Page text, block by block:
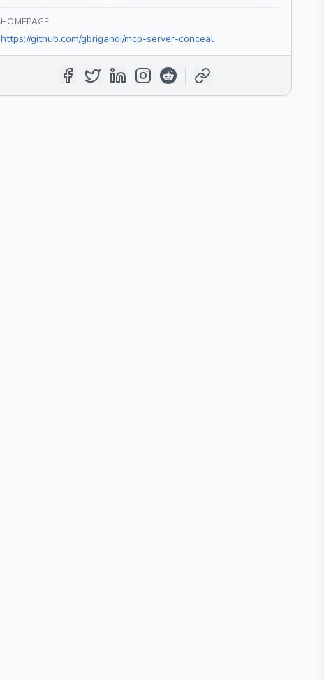
HOMEPAGE
https://github.com/gbrigandi/mcp-server-conceal